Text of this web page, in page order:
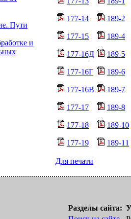
Пути
и
177-14
177-15
177-16Д
177-16Г
177-16В
177-17
177-18
177-19
189-2
189-4
189-5
189-6
189-7
189-8
189-10
189-11
Для печати
Разделы сайта: